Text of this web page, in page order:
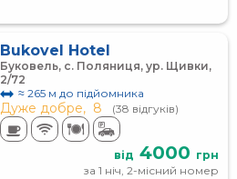
Bukovel Hotel
Буковель, с. Поляниця, ур. Щивки,
2/72
≈ 265 м до підйомника
Дуже добре, 8 (38 відгуків)
від 4000 грн
за 1 ніч, 2-місний номер